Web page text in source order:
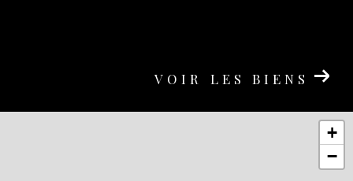
VOIR LES BIENS
+
−